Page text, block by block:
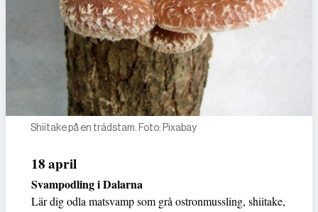
Shiitake på en trädstam. Foto: Pixabay
18 april
Svampodling i Dalarna
Lär dig odla matsvamp som grå ostronmussling, shiitake,